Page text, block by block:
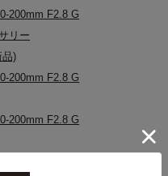
200mm F2.8 G
リー
品)
200mm F2.8 G
200mm F2.8 G